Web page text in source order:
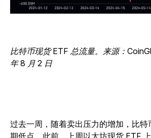
比特币现货 ETF 总流量。来源：
年 8 月 2 日
过去一周，随着卖出压力的增加，比特
期低点。此前，上周以太坊现货 ETF